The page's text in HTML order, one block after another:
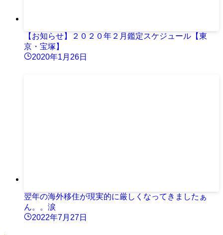
【お知らせ】２０２０年２月鑑定スケジュール【東
京・宝塚】
2020年1月26日
翌年の海外移住が現実的に厳しくなってきましたぁ
ん。。涙
2022年7月27日